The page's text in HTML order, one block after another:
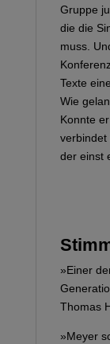
Gruppe
die die
muss.
Texte
Wie
Konnte
verbindet
der einst
»Einer
Thomas
»Meyer